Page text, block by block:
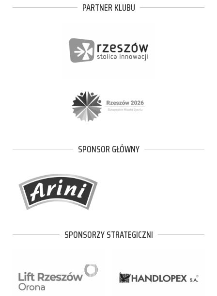
PARTNER KLUBU
SPONSOR GŁÓWNY
SPONSORZY STRATEGICZNI